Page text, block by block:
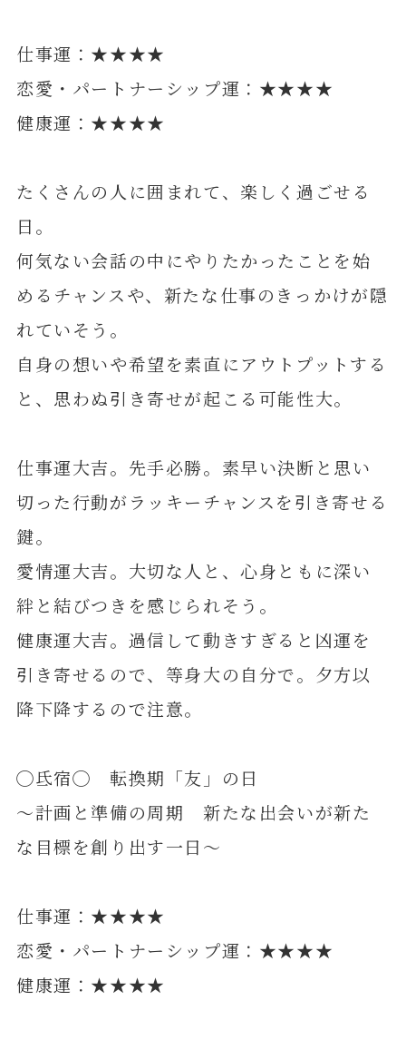
仕事運：★★★★
恋愛・パートナーシップ運：★★★★
健康運：★★★★
たくさんの人に囲まれて、楽しく過ごせる
日。
何気ない会話の中にやりたかったことを始
めるチャンスや、新たな仕事のきっかけが隠
れていそう。
自身の想いや希望を素直にアウトプットする
と、思わぬ引き寄せが起こる可能性大。
仕事運大吉。先手必勝。素早い決断と思い
切った行動がラッキーチャンスを引き寄せる
鍵。
愛情運大吉。大切な人と、心身ともに深い
絆と結びつきを感じられそう。
健康運大吉。過信して動きすぎると凶運を
引き寄せるので、等身大の自分で。夕方以
降下降するので注意。
◯氐宿◯ 転換期「友」の日
～計画と準備の周期 新たな出会いが新た
な目標を創り出す一日～
仕事運：★★★★
恋愛・パートナーシップ運：★★★★
健康運：★★★★